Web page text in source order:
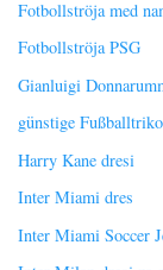
Fotbollströja med
Fotbollströja PSG
Gianluigi
günstige
Harry Kane dresi
Inter Miami dres
Inter Miami Soccer